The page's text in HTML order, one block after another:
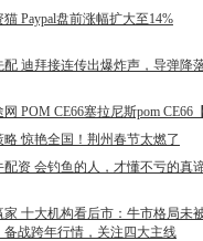
猫 Paypal盘前涨幅扩大至14%
配 迪拜接连传出爆炸声，导弹降
网 POM CE66塞拉尼斯pom CE66
略 惊艳全国！荆州春节太燃了
配资 会钓鱼的人，才懂不亏的真
家 十大机构看后市：牛市格局未
备战跨年行情，关注四大主线